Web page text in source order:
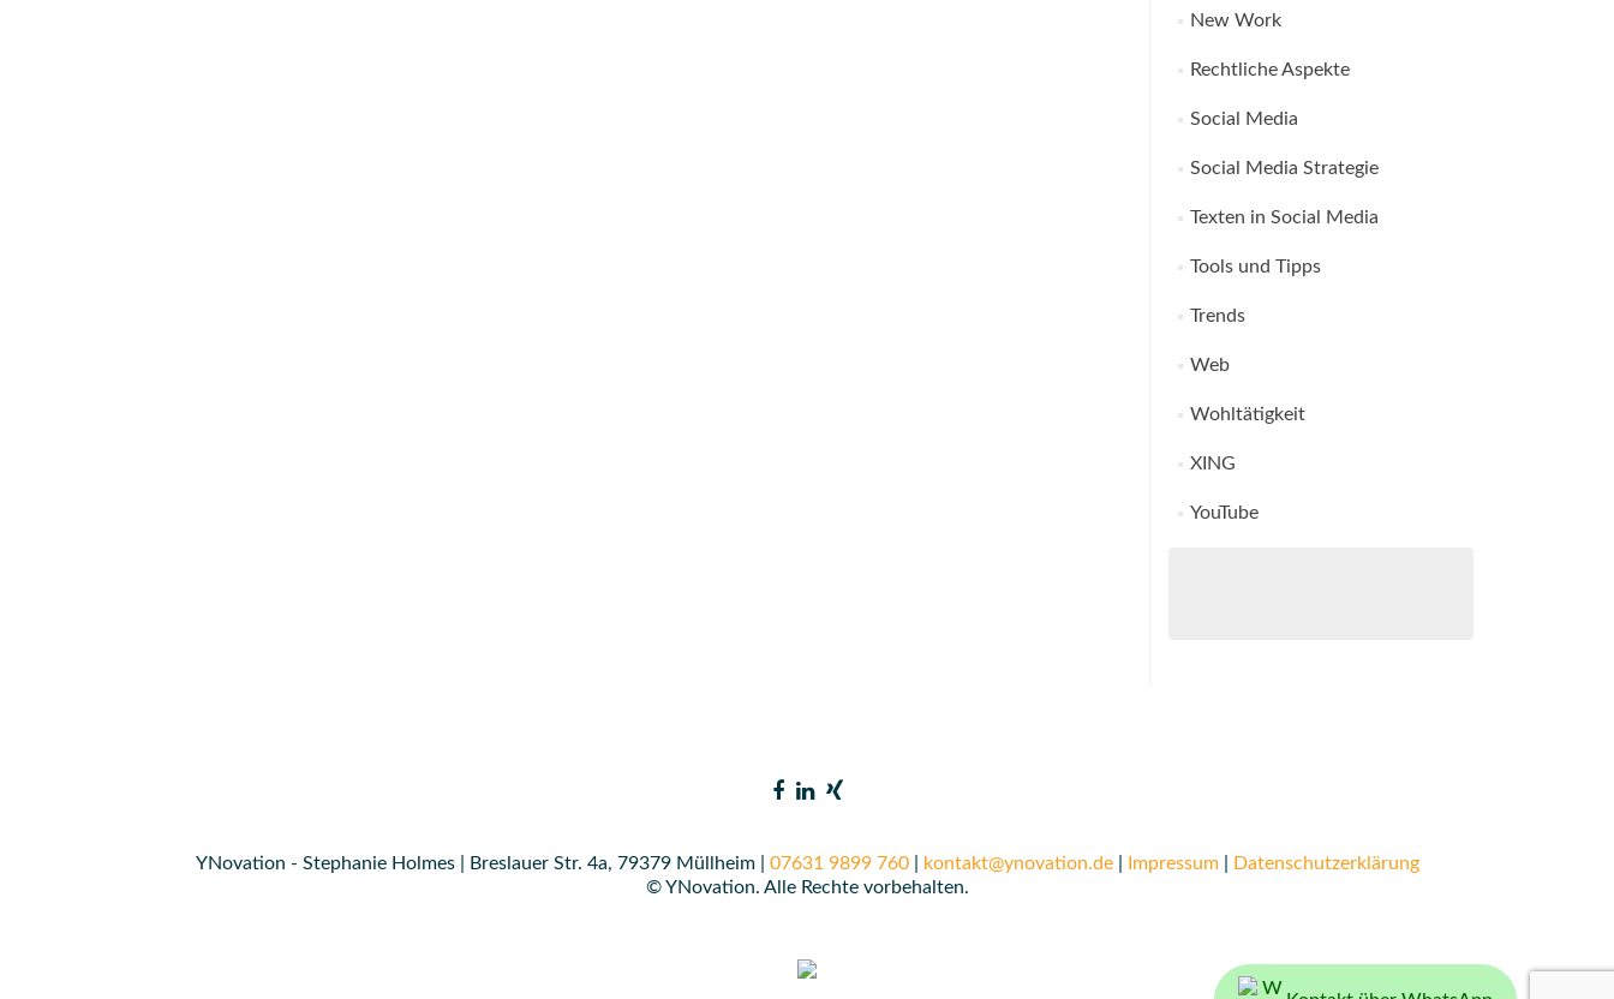
New Work
Rechtliche Aspekte
Social Media
Social Media Strategie
Texten in Social Media
Tools und Tipps
Trends
Web
Wohltätigkeit
XING
YouTube
YNovation - Stephanie Holmes | Breslauer Str. 4a, 79379 Müllheim | 07631 9899 760| kontakt@ynovation.de| Impressum|
Datenschutzerklärung
© YNovation. Alle Rechte vorbehalten.